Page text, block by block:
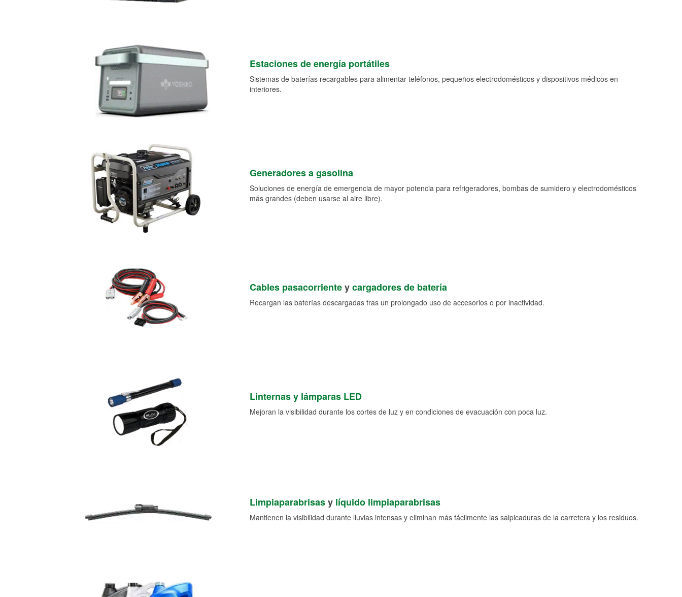
Estaciones de energía portátiles
Sistemas de baterías recargables para alimentar teléfonos, pequeños electrodomésticos y dispositivos médicos en
interiores.
Generadores a gasolina
Soluciones de energía de emergencia de mayor potencia para refrigeradores, bombas de sumidero y electrodomésticos
más grandes (deben usarse al aire libre).
Cables pasacorrienteycargadores de batería
Recargan las baterías descargadas tras un prolongado uso de accesorios o por inactividad.
Linternas y lámparas LED
Mejoran la visibilidad durante los cortes de luz y en condiciones de evacuación con poca luz.
Limpiaparabrisasy líquido limpiaparabrisas
Mantienen la visibilidad durante lluvias intensas y eliminan más fácilmente las salpicaduras de la carretera y los residuos.